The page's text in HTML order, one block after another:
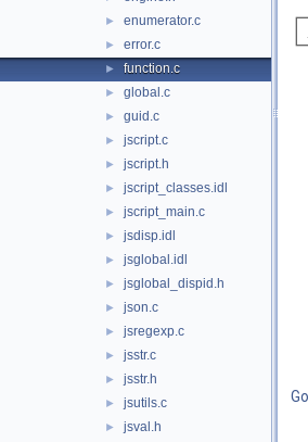
► enumerator.c
► error.c
► function.c
► global.c
► guid.c
► jscript.c
► jscript.h
► jscript_classes.idl
► jscript_main.c
► jsdisp.idl
► jsglobal.idl
► jsglobal_dispid.h
► json.c
► jsregexp.c
► jsstr.c
► jsstr.h
► jsutils.c
► jsval.h